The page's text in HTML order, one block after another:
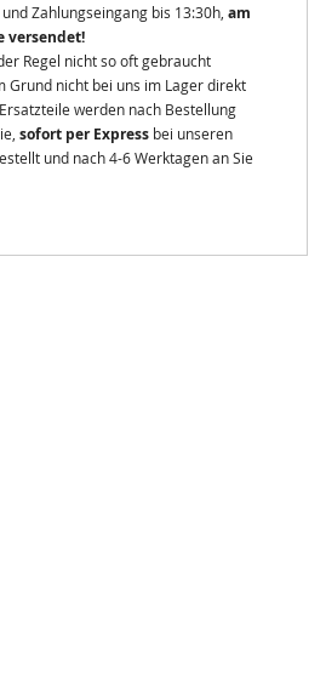
Zahlungseingang bis 13:30h, am
versendet!
Regel nicht so oft gebraucht
Grund nicht bei uns im Lager direkt
werden nach Bestellung
sofort per Express bei unseren
und nach 4-6 Werktagen an Sie